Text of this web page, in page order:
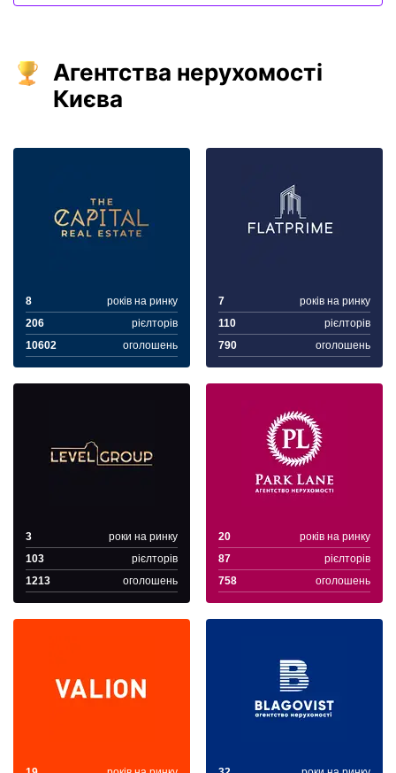
Агентства нерухомості
Києва
8
років на ринку
206
рієлторів
10602
оголошень
7
років на ринку
110
рієлторів
790
оголошень
3
роки на ринку
103
рієлторів
1213
оголошень
20
років на ринку
87
рієлторів
758
оголошень